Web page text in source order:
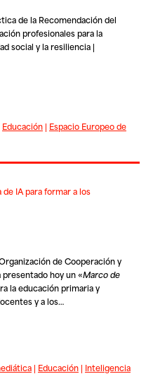
de la Recomendación del
profesionales para la
social y la resiliencia |
Educación| Espacio Europeo de
IA para formar a los
de Cooperación y
hoy un «Marco de
la educación primaria y
y a los…
| Educación| Inteligencia